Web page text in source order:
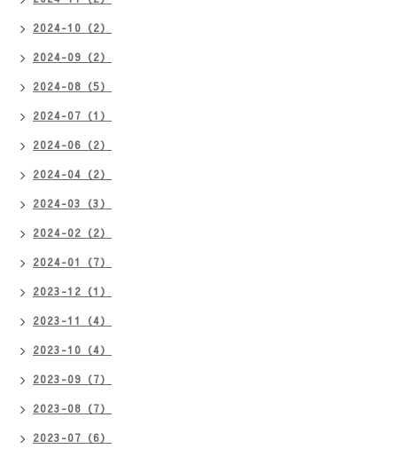
2024-10（2）
2024-09（2）
2024-08（5）
2024-07（1）
2024-06（2）
2024-04（2）
2024-03（3）
2024-02（2）
2024-01（7）
2023-12（1）
2023-11（4）
2023-10（4）
2023-09（7）
2023-08（7）
2023-07（6）